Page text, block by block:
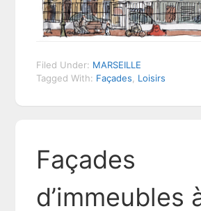
Filed Under: MARSEILLE
Tagged With: Façades Loisirs
Façades
d’immeubles